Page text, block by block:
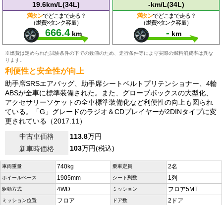
19.6km/L(34L)
満タンでどこまで走る？
（燃費×タンク容量）
666.4 km
-km/L(34L)
満タンでどこまで走る？
（燃費×タンク容量）
- km
※燃費は定められた試験条件の下での数値のため、走行条件等により実際の燃料消費率は異な
ります。
利便性と安全性が向上
助手席SRSエアバッグ、助手席シートベルトプリテンショナー、4輪
ABSが全車に標準装備された。また、グローブボックスの大型化、
アクセサリーソケットの全車標準装備化など利便性の向上も図られ
ている。「G」グレードのラジオ＆CDプレイヤーが2DINタイプに変
更されている（2017.11）
中古車価格
113.8万円
新車時価格
103万円(税込)
車両重量 740kg 乗車定員 2名
ホイールベース 1905mm シート列数 1列
駆動方式 4WD ミッション フロア5MT
ミッション位置 フロア ドア数 2ドア